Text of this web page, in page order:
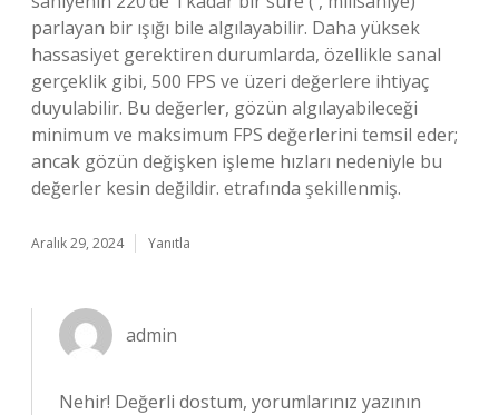
parlayan bir ışığı bile algılayabilir. Daha yüksek
hassasiyet gerektiren durumlarda, özellikle sanal
gerçeklik gibi, 500 FPS ve üzeri değerlere ihtiyaç
duyulabilir. Bu değerler, gözün algılayabileceği
minimum ve maksimum FPS değerlerini temsil eder;
ancak gözün değişken işleme hızları nedeniyle bu
değerler kesin değildir. etrafında şekillenmiş.
Aralık 29, 2024 Yanıtla
admin
Nehir! Değerli dostum, yorumlarınız yazının